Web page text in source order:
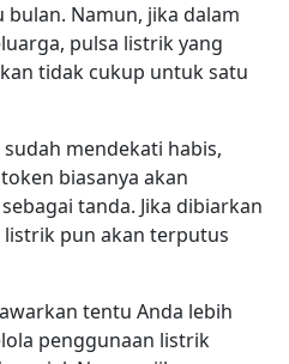
Namun, jika dalam
pulsa listrik yang
tidak cukup untuk satu
mendekati habis,
biasanya akan
tanda. Jika dibiarkan
listrik pun akan terputus
tentu Anda lebih
penggunaan listrik